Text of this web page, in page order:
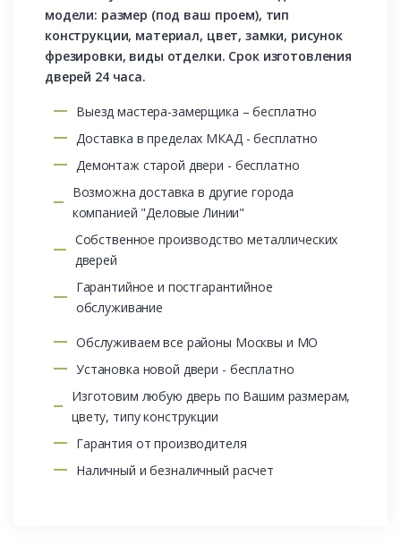
модели: размер (под ваш проем), тип
конструкции, материал, цвет, замки, рисунок
фрезировки, виды отделки. Срок изготовления
дверей 24 часа.
Выезд мастера-замерщика – бесплатно
Доставка в пределах МКАД - бесплатно
Демонтаж старой двери - бесплатно
Возможна доставка в другие города
компанией "Деловые Линии"
Собственное производство металлических
дверей
Гарантийное и постгарантийное
обслуживание
Обслуживаем все районы Москвы и МО
Установка новой двери - бесплатно
Изготовим любую дверь по Вашим размерам,
цвету, типу конструкции
Гарантия от производителя
Наличный и безналичный расчет